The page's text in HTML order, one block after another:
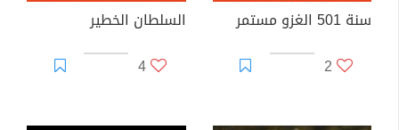
سنة 501 الغزو مستمر
2
السلطان الخطير
4